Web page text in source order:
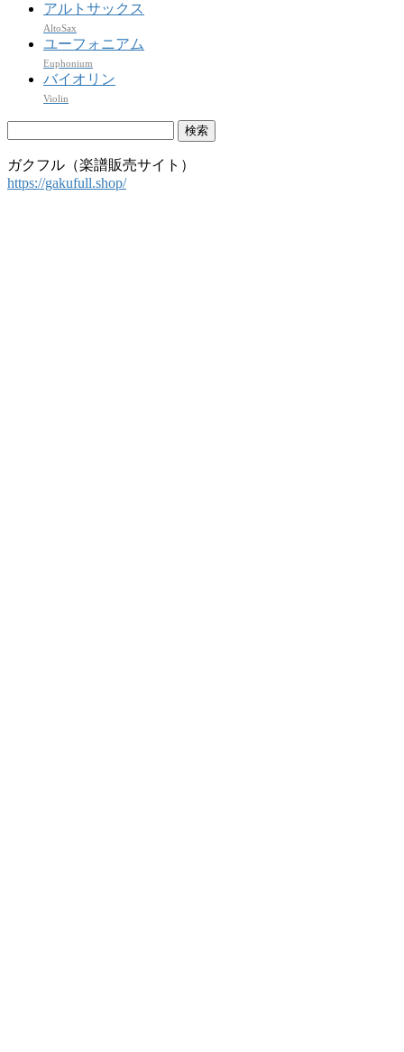
アルトサックス
AltoSax
ユーフォニアム
Euphonium
バイオリン
Violin
ガクフル（楽譜販売サイト）
https://gakufull.shop/